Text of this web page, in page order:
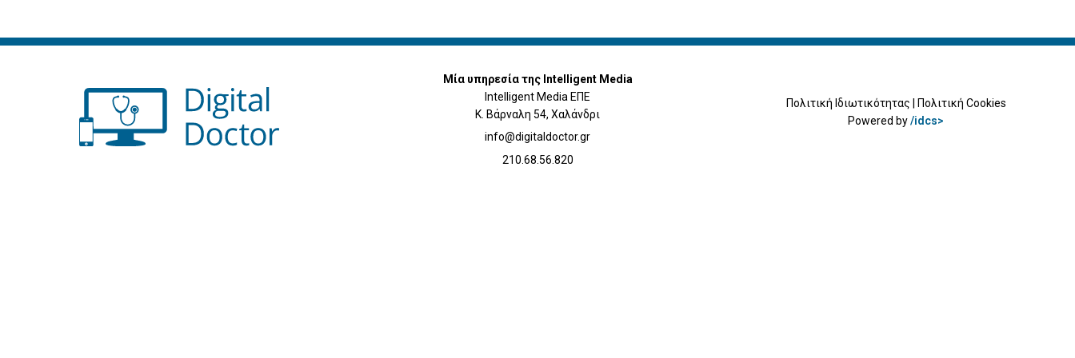
Μία υπηρεσία της Intelligent Media
Intelligent Media ΕΠΕ
Κ. Βάρναλη 54, Χαλάνδρι
info@digitaldoctor.gr
210.68.56.820
Πολιτική Ιδιωτικότητας
Πολιτική Cookies
Powered by/idcs>